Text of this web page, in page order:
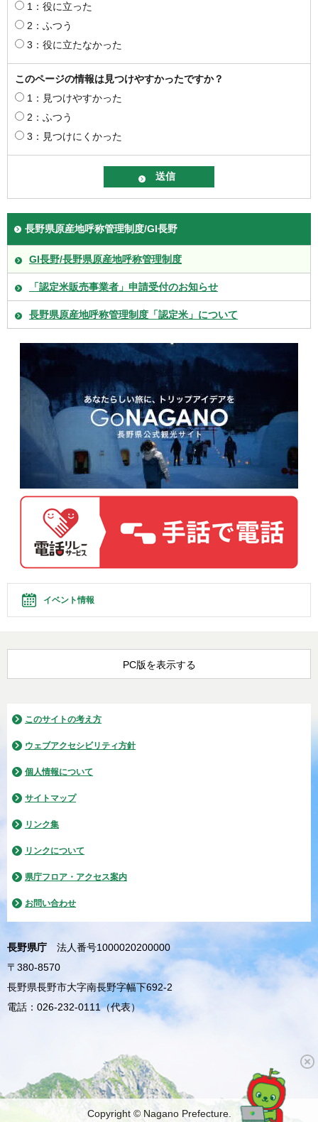
1：役に立った
2：ふつう
3：役に立たなかった
このページの情報は見つけやすかったですか？
1：見つけやすかった
2：ふつう
3：見つけにくかった
長野県原産地呼称管理制度/GI長野
GI長野/長野県原産地呼称管理制度
「認定米販売事業者」申請受付のお知らせ
長野県原産地呼称管理制度「認定米」について
イベント情報
PC版を表示する
このサイトの考え方
ウェブアクセシビリティ方針
個人情報について
サイトマップ
リンク集
リンクについて
県庁フロア・アクセス案内
お問い合わせ
長野県庁
法人番号1000020200000
〒380-8570
長野県長野市大字南長野字幅下692-2
電話：026-232-0111（代表）
Copyright © Nagano Prefecture.